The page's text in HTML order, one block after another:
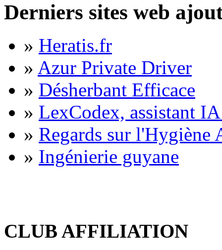
Derniers sites web
» Heratis.fr
» Azur Private Driver
» Désherbant Efficace
» LexCodex, assistant
» Regards sur l'Hygiène
» Ingénierie guyane
CLUB AFFILIATION